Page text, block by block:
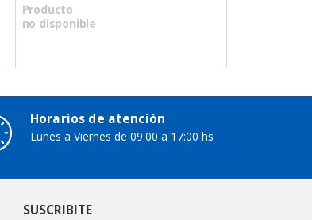
Producto
no disponible
Horarios de atención
Lunes a Viernes de 09:00 a 17:00 hs
SUSCRIBITE